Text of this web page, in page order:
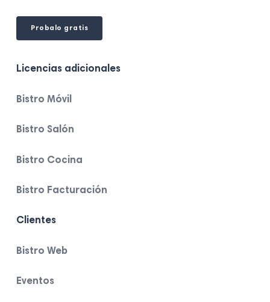
Probalo gratis
Licencias adicionales
Bistro Móvil
Bistro Salón
Bistro Cocina
Bistro Facturación
Clientes
Bistro Web
Eventos